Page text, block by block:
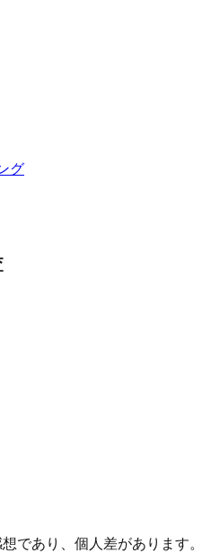
グ
であり、個人差があります。